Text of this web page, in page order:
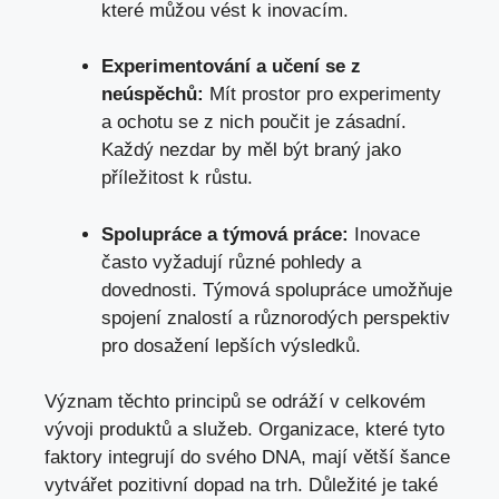
které můžou vést k inovacím.
Experimentování a učení se z
neúspěchů: Mít prostor pro experimenty
a ochotu se z nich poučit je zásadní.
Každý nezdar by měl být braný jako
příležitost k růstu.
Spolupráce a týmová práce: Inovace
často vyžadují různé pohledy a
dovednosti. Týmová spolupráce umožňuje
spojení znalostí a různorodých perspektiv
pro dosažení lepších výsledků.
Význam těchto principů se odráží v celkovém
vývoji produktů a služeb. Organizace, které tyto
faktory integrují do svého DNA, mají větší šance
vytvářet pozitivní dopad na trh. Důležité je také